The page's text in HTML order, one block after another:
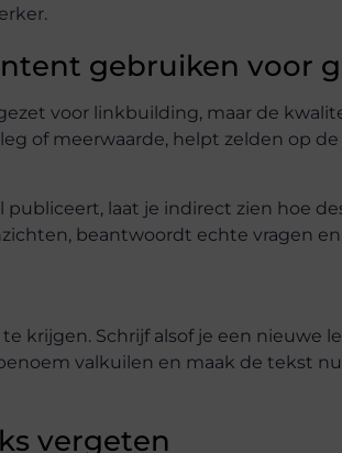
gebruiken voor
voor linkbuilding, maar de
of meerwaarde, helpt zelden op
publiceert, laat je indirect zien hoe
beantwoordt echte vragen
krijgen. Schrijf alsof je een nieuwe
valkuilen en maak de tekst
vergeten